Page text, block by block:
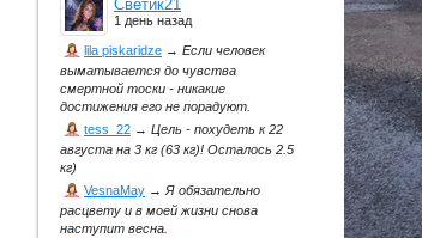
Светик21
1 день назад
lila piskaridze → Если человек
выматывается до чувства
смертной тоски - никакие
достижения его не порадуют.
tess_22 → Цель - похудеть к 22
августа на 3 кг (63 кг)! Осталось 2.5
кг)
VesnaMay →Я обязательно
расцвету и в моей жизни снова
наступит весна.